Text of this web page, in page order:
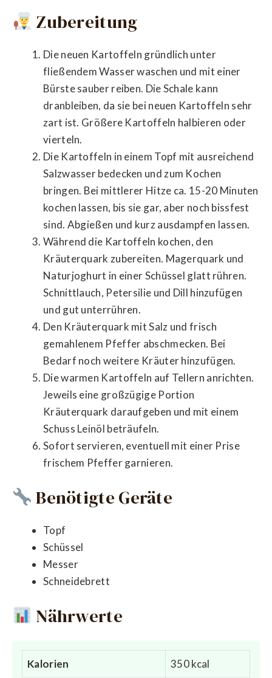
Zubereitung
Die neuen Kartoffeln gründlich unter
fließendem Wasser waschen und mit einer
Bürste sauber reiben. Die Schale kann
dranbleiben, da sie bei neuen Kartoffeln sehr
zart ist. Größere Kartoffeln halbieren oder
vierteln.
Die Kartoffeln in einem Topf mit ausreichend
Salzwasser bedecken und zum Kochen
bringen. Bei mittlerer Hitze ca. 15-20 Minuten
kochen lassen, bis sie gar, aber noch bissfest
sind. Abgießen und kurz ausdampfen lassen.
Während die Kartoffeln kochen, den
Kräuterquark zubereiten. Magerquark und
Naturjoghurt in einer Schüssel glatt rühren.
Schnittlauch, Petersilie und Dill hinzufügen
und gut unterrühren.
Den Kräuterquark mit Salz und frisch
gemahlenem Pfeffer abschmecken. Bei
Bedarf noch weitere Kräuter hinzufügen.
Die warmen Kartoffeln auf Tellern anrichten.
Jeweils eine großzügige Portion
Kräuterquark daraufgeben und mit einem
Schuss Leinöl beträufeln.
Sofort servieren, eventuell mit einer Prise
frischem Pfeffer garnieren.
Benötigte Geräte
Topf
Schüssel
Messer
Schneidebrett
Nährwerte
Kalorien 350 kcal